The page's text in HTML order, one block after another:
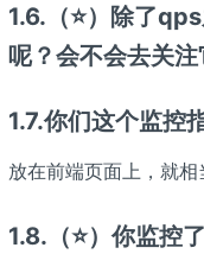
1.6.（⭐）除了
呢？会不会去关
1.7.你们这个监控
放在前端页面上，就相
1.8.（⭐）你监控